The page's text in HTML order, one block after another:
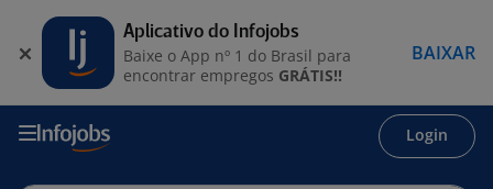
Login
Aplicativo do Infojobs
Baixe o App nº 1 do Brasil para
encontrar empregos GRÁTIS!!
BAIXAR